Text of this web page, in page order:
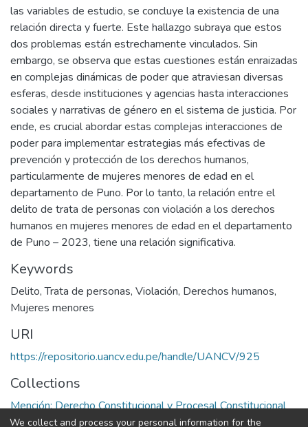
las variables de estudio, se concluye la existencia de una
relación directa y fuerte. Este hallazgo subraya que estos
dos problemas están estrechamente vinculados. Sin
embargo, se observa que estas cuestiones están enraizadas
en complejas dinámicas de poder que atraviesan diversas
esferas, desde instituciones y agencias hasta interacciones
sociales y narrativas de género en el sistema de justicia. Por
ende, es crucial abordar estas complejas interacciones de
poder para implementar estrategias más efectivas de
prevención y protección de los derechos humanos,
particularmente de mujeres menores de edad en el
departamento de Puno. Por lo tanto, la relación entre el
delito de trata de personas con violación a los derechos
humanos en mujeres menores de edad en el departamento
de Puno – 2023, tiene una relación significativa.
Keywords
Delito,Trata de personas, Violación, Derechos humanos,
Mujeres menores
URI
https://repositorio.uancv.edu.pe/handle/UANCV/925
Collections
Mención: Derecho Constitucional y Procesal Constitucional
We collect and process your personal information for the